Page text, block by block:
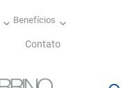
Benefícios
Contato